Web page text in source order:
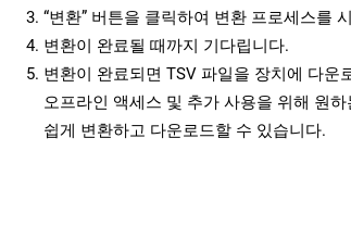
“변환” 버튼을 클릭하여 변환 프로세스를
변환이 완료될 때까지 기다립니다.
변환이 완료되면 TSV 파일을 장치에 다운
오프라인 액세스 및 추가 사용을 위해 원
쉽게 변환하고 다운로드할 수 있습니다.